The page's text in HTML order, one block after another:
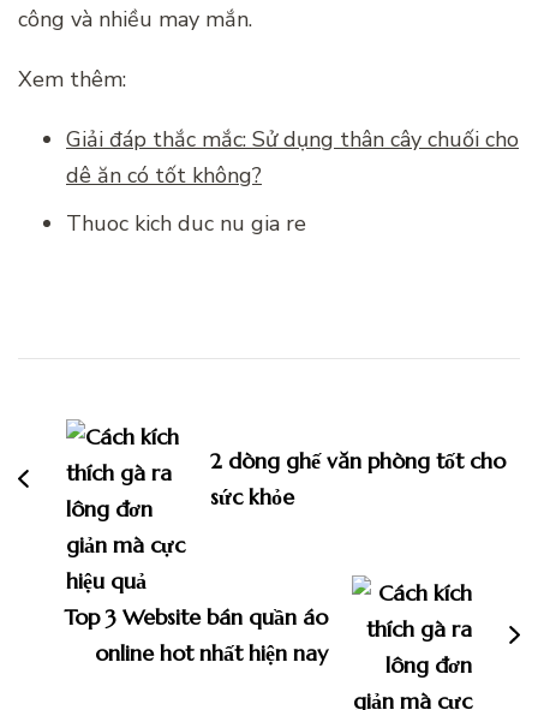
công và nhiều may mắn.
Xem thêm:
Giải đáp thắc mắc: Sử dụng thân cây chuối cho
dê ăn có tốt không?
Thuoc kich duc nu gia re
hướng
viết
2 dòng ghế văn phòng tốt cho
sức khỏe
Top 3 Website bán quần áo
online hot nhất hiện nay